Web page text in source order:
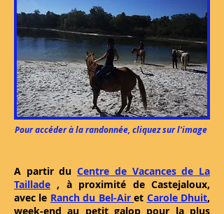
A partir duCentre de Vacances de La
Taillade , à proximité de Castejaloux,
avec le Ranch du Bel-Airet Carole Dhuit,
week-end au petit galop pour la plus
Pour accéder à la randonnée, cliquez sur l'image